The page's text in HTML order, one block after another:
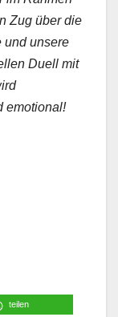
Zug über die
und unsere
Duell mit
emotional!
teilen